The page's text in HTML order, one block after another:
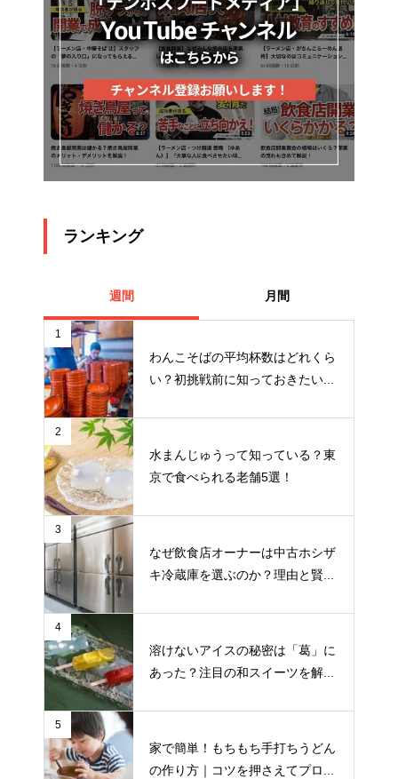
ランキング
週間 月間
1
わんこそばの平均杯数はどれくら
い？初挑戦前に知っておきたい...
2
水まんじゅうって知っている？東
京で食べられる老舗5選！
3
なぜ飲食店オーナーは中古ホシザ
キ冷蔵庫を選ぶのか？理由と賢...
4
溶けないアイスの秘密は「葛」に
あった？注目の和スイーツを解...
5
家で簡単！もちもち手打ちうどん
の作り方｜コツを押さえてプロ...